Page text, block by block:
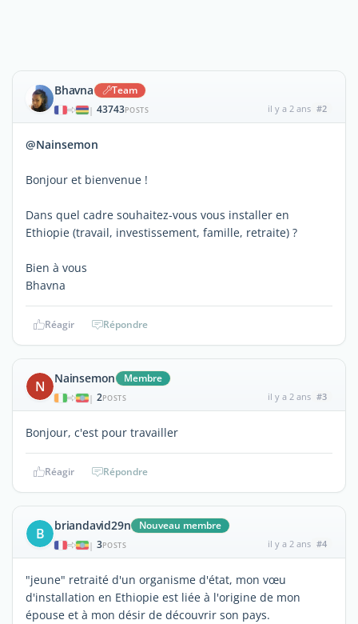
Bhavna Team
| 43743POSTS il y a 2 ans #2
@Nainsemon
Bonjour et bienvenue !
Dans quel cadre souhaitez-vous vous installer en
Ethiopie (travail, investissement, famille, retraite) ?
Bien à vous
Bhavna
Réagir Répondre
N Nainsemon Membre
| 2POSTS il y a 2 ans #3
Bonjour, c'est pour travailler
Réagir Répondre
B briandavid29n Nouveau membre
| 3POSTS il y a 2 ans #4
"jeune" retraité d'un organisme d'état, mon vœu
d'installation en Ethiopie est liée à l'origine de mon
épouse et à mon désir de découvrir son pays.